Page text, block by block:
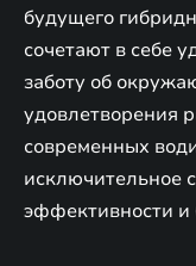
будущего
сочетают в себе
заботу об
удовлетворения
современных
исключительное
эффективности и